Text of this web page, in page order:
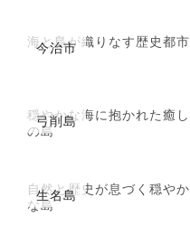
今治市
海と島が織りなす歴史都市
弓削島
穏やかな海に抱かれた癒し
の島
生名島
自然と歴史が息づく穏やか
な島